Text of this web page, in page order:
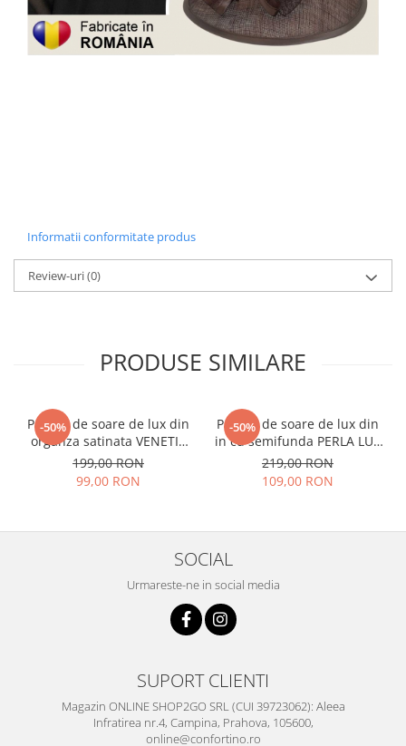
Informatii conformitate produs
Review-uri(0)
PRODUSE SIMILARE
-50%
Palarie de soare de lux din
organza satinata VENETIA
CHIC (MOV+ARAMIU) -
marime unica, reglabila
199,00 RON
99,00 RON
-50%
Palarie de soare de lux din
in cu semifunda PERLA LUX
(ROZ perlat) - marime
unica, reglabila
219,00 RON
109,00 RON
SOCIAL
Urmareste-ne in social media
SUPORT CLIENTI
Magazin ONLINE SHOP2GO SRL (CUI 39723062): Aleea
Infratirea nr.4, Campina, Prahova, 105600,
online@confortino.ro